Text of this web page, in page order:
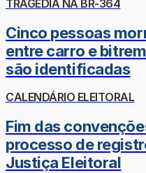
TRAGÉDIA NA BR-364
Cinco pessoas
entre carro e
são identificadas
CALENDÁRIO ELEITORAL
Fim das
processo de
Justiça Eleitoral